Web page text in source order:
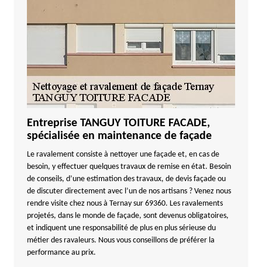
Entreprise TANGUY TOITURE FACADE,
spécialisée en maintenance de façade
Le ravalement consiste à nettoyer une façade et, en cas de
besoin, y effectuer quelques travaux de remise en état. Besoin
de conseils, d’une estimation des travaux, de devis façade ou
de discuter directement avec l’un de nos artisans ? Venez nous
rendre visite chez nous à Ternay sur 69360. Les ravalements
projetés, dans le monde de façade, sont devenus obligatoires,
et indiquent une responsabilité de plus en plus sérieuse du
métier des ravaleurs. Nous vous conseillons de préférer la
performance au prix.